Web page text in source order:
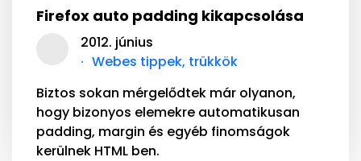
Firefox auto padding kikapcsolása
2012. június
Webes tippek, trükkök
Biztos sokan mérgelődtek már olyanon,
hogy bizonyos elemekre automatikusan
padding, margin és egyéb finomságok
kerülnek HTML ben.